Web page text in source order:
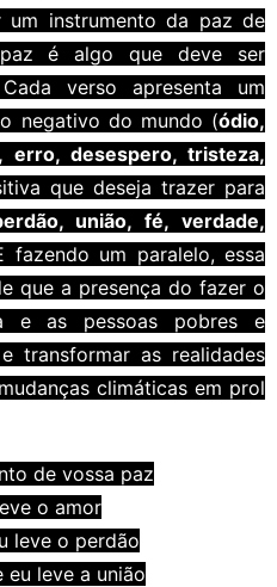
instrumento da paz de
é algo que deve ser
verso apresenta um
negativo do mundo (ódio,
erro, desespero, tristeza,
que deseja trazer para
união, fé, verdade,
fazendo um paralelo, essa
que a presença do fazer o
e as pessoas pobres e
transformar as realidades
climáticas em prol
de vossa paz
o amor
leve o perdão
eu leve a união